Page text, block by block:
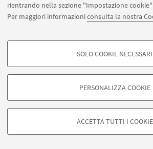
rientrando nella sezione "Impostazione
Per maggiori informazioniconsulta la nostra
COOKIE DI PROFILAZIONE -
degli utenti, creare profili in base al loro
di marketing.
Google/Youtube Video
SOLO COOKIE NECESSARI
PERSONALIZZA COOKIE
ACCETTA TUTTI I COOKIE
©Copyright 2026 - ALMA MATER
Privacy- Note legali-